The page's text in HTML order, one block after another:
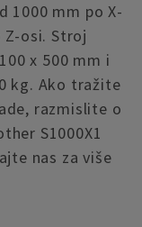
1000 mm po X-
Z-osi. Stroj
x 500 mm i
kg. Ako tražite
razmislite o
S1000X1
nas za više